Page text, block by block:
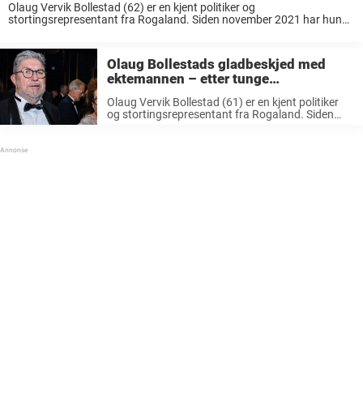
Olaug Vervik Bollestad (62) er en kjent politiker og
stortingsrepresentant fra Rogaland. Siden november 2021 har hun
Olaug Bollestads gladbeskjed med
ektemannen – etter tunge
sykdomstiden
Olaug Vervik Bollestad (61) er en kjent politiker
og stortingsrepresentant fra Rogaland. Siden